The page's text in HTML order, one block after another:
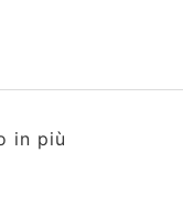
in più